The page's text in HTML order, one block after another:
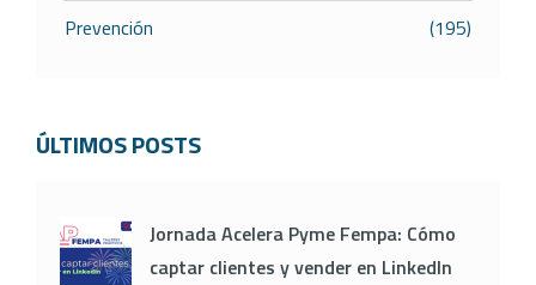
Prevención
(195)
ÚLTIMOS POSTS
Jornada Acelera Pyme Fempa: Cómo
captar clientes y vender en LinkedIn